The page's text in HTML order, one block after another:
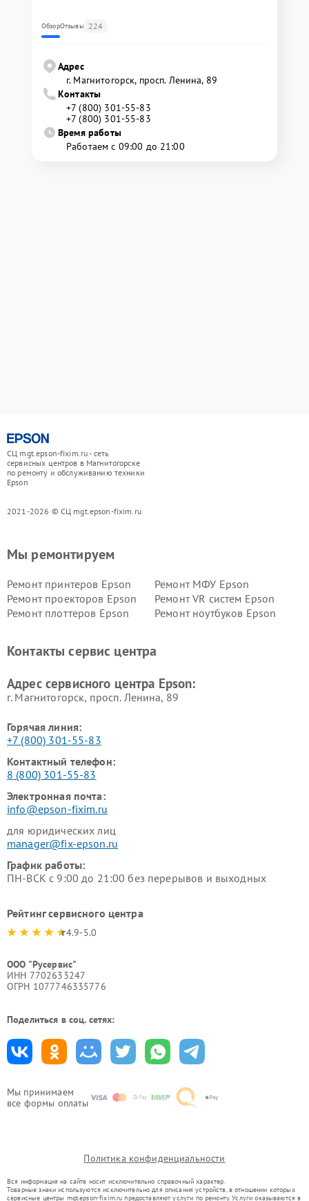
ОбзорОтзывы 224
Адрес
г. Магнитогорск, просп. Ленина, 89
Контакты
+7 (800) 301-55-83
+7 (800) 301-55-83
Время работы
Работаем с 09:00 до 21:00
СЦ mgt.epson-fixim.ru - сеть
сервисных центров в Магнитогорске
по ремонту и обслуживанию техники
Epson
2021-2026 © СЦ mgt.epson-fixim.ru
Мы принимаем
все формы оплаты
Мы ремонтируем
Ремонт принтеров Epson
Ремонт МФУ Epson
Ремонт проекторов Epson
Ремонт VR систем Epson
Ремонт плоттеров Epson
Ремонт ноутбуков Epson
Контакты сервис центра
Адрес сервисного центра Epson:
г. Магнитогорск, просп. Ленина, 89
Горячая линия:
+7 (800) 301-55-83
Контактный телефон:
8 (800) 301-55-83
Электронная почта:
info@epson-fixim.ru
для юридических лиц
manager@fix-epson.ru
График работы:
ПН-ВСК с 9:00 до 21:00 без перерывов и выходных
Рейтинг сервисного центра
4.9-5.0
ООО "Русервис"
ИНН 7702633247
ОГРН 1077746335776
Поделиться в соц. сетях:
Политика конфиденциальности
Вся информация на сайте носит исключительно справочный характер.
Товарные знаки используются исключительно для описания устройств, в отношении которых
сервисные центры mgt.epson-fixim.ru предоставляют услуги по ремонту. Услуги оказываются в